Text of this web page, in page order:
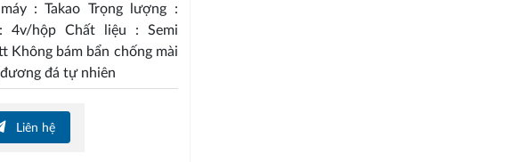
: Takao Trọng lượng :
4v/hộp Chất liệu : Semi
Không bám bẩn chống mài
đá tự nhiên
Liên hệ